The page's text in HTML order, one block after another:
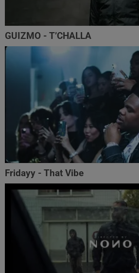
GUIZMO - T’CHALLA
Fridayy - That Vibe